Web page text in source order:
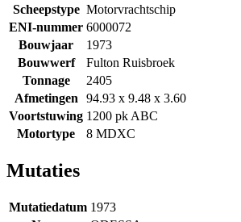
Scheepstype Motorvrachtschip
ENI-nummer 6000072
Bouwjaar
1973
Bouwwerf
Fulton Ruisbroek
Tonnage
2405
Afmetingen
94.93 x 9.48 x 3.60
Voortstuwing 1200 pk ABC
Motortype
8 MDXC
Mutaties
Mutatiedatum 1973